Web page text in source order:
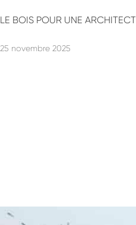
LE BOIS POUR UNE
25 novembre 2025